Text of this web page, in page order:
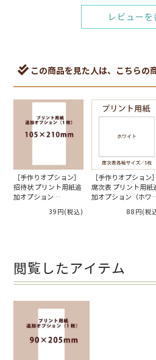
レビューを
この商品を見た人は、こちらの
［手作りオプション］
招待状 プリント用紙追
加オプション
（105×210mm／ホワ
イト）（1枚）
39円(税込)
［手作りオプション］
席次表 プリント用紙
加オプション（ホワ
88円(税
閲覧したアイテム